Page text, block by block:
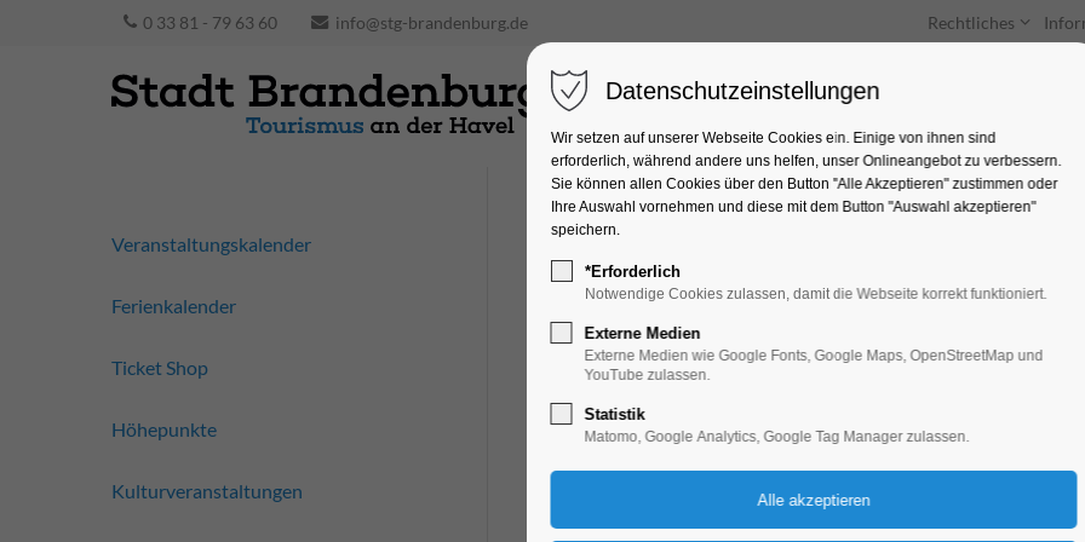
0 33 81 - 79 63 60 info@stg-brandenburg.de Rechtliches
Unterkünfte Entdecken & Erleben
Selbstgemacht:
Teil 2
Bildung, Vortrag, Ferienkalender, Kinder,
14.07.2026, 13:00–17:00
Veranstaltungskalender
Ferienkalender
Ticket Shop
Höhepunkte
Kulturveranstaltungen
Datenschutzeinstellungen
Wir setzen auf unserer Webseite Cookies ein. Einige von ihnen sind
erforderlich, während andere uns helfen, unser Onlineangebot zu verbessern.
Sie können allen Cookies über den Button "Alle Akzeptieren" zustimmen oder
Ihre Auswahl vornehmen und diese mit dem Button "Auswahl akzeptieren"
speichern.
*Erforderlich
Notwendige Cookies zulassen, damit die Webseite korrekt funktioniert.
Externe Medien
Externe Medien wie Google Fonts, Google Maps, OpenStreetMap und
YouTube zulassen.
Statistik
Matomo, Google Analytics, Google Tag Manager zulassen.